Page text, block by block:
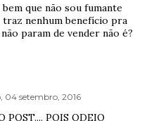
que não sou fumante
nenhum benefício pra
param de vender não é?
04 setembro, 2016
POIS ODEIO